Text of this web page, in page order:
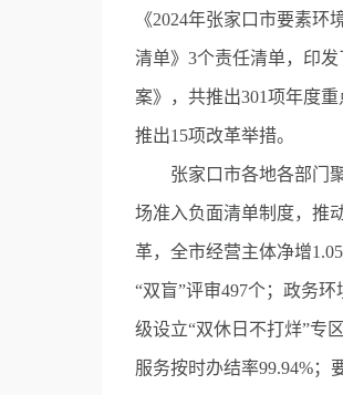
《2024年张家口市要素
清单》3个责任清单，印
案》，共推出301项年度
推出15项改革举措。
张家口市各地各部门聚
场准入负面清单制度，推
革，全市经营主体净增
“双盲”评审497个；政务
级设立“双休日不打烊”专
服务按时办结率99.94%；